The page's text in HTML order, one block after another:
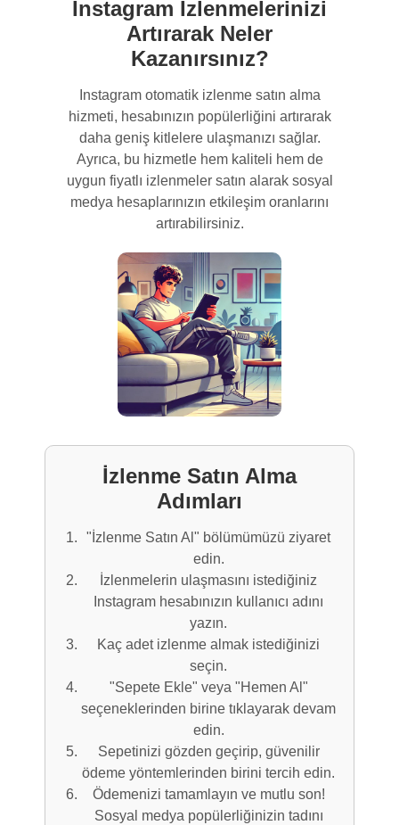
Instagram İzlenmelerinizi
Artırarak Neler
Kazanırsınız?
Instagram otomatik izlenme satın alma
hizmeti, hesabınızın popülerliğini artırarak
daha geniş kitlelere ulaşmanızı sağlar.
Ayrıca, bu hizmetle hem kaliteli hem de
uygun fiyatlı izlenmeler satın alarak sosyal
medya hesaplarınızın etkileşim oranlarını
artırabilirsiniz.
İzlenme Satın Alma
Adımları
"İzlenme Satın Al" bölümümüzü ziyaret
edin.
İzlenmelerin ulaşmasını istediğiniz
Instagram hesabınızın kullanıcı adını
yazın.
Kaç adet izlenme almak istediğinizi
seçin.
"Sepete Ekle" veya "Hemen Al"
seçeneklerinden birine tıklayarak devam
edin.
Sepetinizi gözden geçirip, güvenilir
ödeme yöntemlerinden birini tercih edin.
Ödemenizi tamamlayın ve mutlu son!
Sosyal medya popülerliğinizin tadını